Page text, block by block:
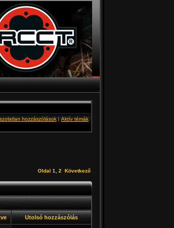
hozzászólások | Aktív témák
Oldal 1 2 Következő
Utolsó hozzászólás